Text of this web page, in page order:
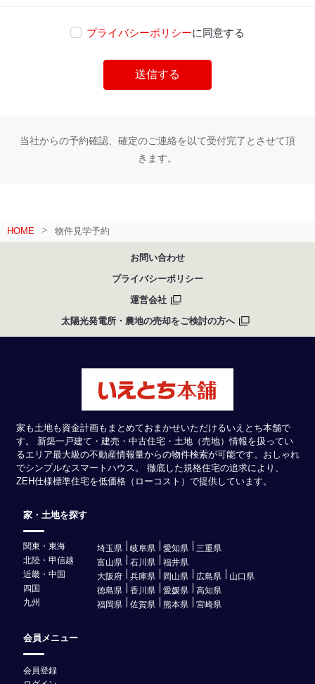
プライバシーポリシーに同意する
当社からの予約確認、確定のご連絡を以て受付完了とさせて頂
きます。
HOME 物件見学予約
お問い合わせ
プライバシーポリシー
運営会社
太陽光発電所・農地の売却をご検討の方へ
家も土地も資金計画もまとめておまかせいただけるいえとち本舗で
す。 新築一戸建て・建売・中古住宅・土地（売地）情報を扱ってい
るエリア最大級の不動産情報量からの物件検索が可能です。おしゃれ
でシンプルなスマートハウス。 徹底した規格住宅の追求により、
ZEH仕様標準住宅を低価格（ローコスト）で提供しています。
家・土地を探す
関東・東海 埼玉県 岐阜県 愛知県
三重県
北陸・甲信越
富山県 石川県
福井県
近畿・中国
大阪府 兵庫県 岡山県 広島県
山口県
四国
徳島県 香川県 愛媛県
高知県
九州
福岡県 佐賀県 熊本県 宮崎県
会員メニュー
会員登録